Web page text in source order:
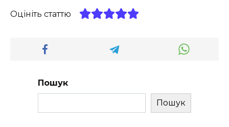
Оцініть статтю
Пошук
Пошук